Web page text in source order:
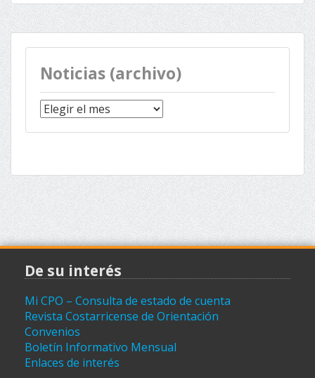
Noticias (archivo)
Noticias
(archivo)
De su interés
Mi CPO – Consulta de estado de cuenta
Revista Costarricense de Orientación
Convenios
Boletín Informativo Mensual
Enlaces de interés